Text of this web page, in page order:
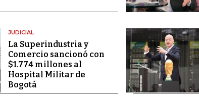
JUDICIAL
La Superindustria y
Comercio sancionó con
$1.774 millones al
Hospital Militar de
Bogotá